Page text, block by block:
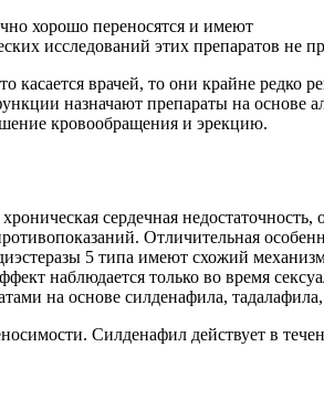
хорошо переносятся и имеют
исследований этих препаратов не
касается врачей, то они крайне
назначают препараты на основе
кровообращения и эрекцию.
сердечная
Отличительная
5 типа имеют схожий
наблюдается только во время
на основе силденафила,
Силденафил действует в